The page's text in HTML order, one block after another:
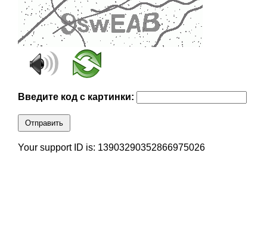
Введите код с картинки:
Отправить
Your support ID is: 13903290352866975026